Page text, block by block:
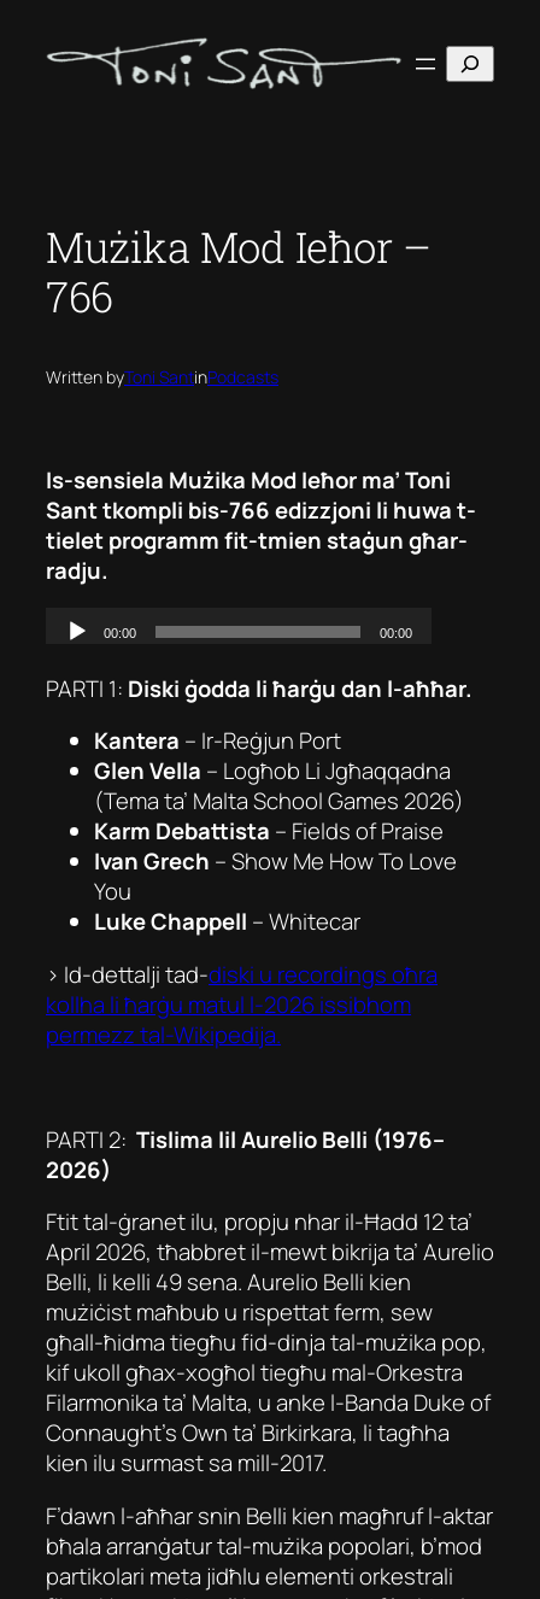
Search
Mużika Mod Ieħor –
766
Written byToni SantinPodcasts
Is-sensiela Mużika Mod Ieħor ma’ Toni
Sant tkompli bis-766 edizzjoni li huwa t-
tielet programm fit-tmien staġun għar-
radju.
PARTI 1: Diski ġodda li ħarġu dan l-aħħar.
Kantera – Ir-Reġjun Port
Glen Vella – Logħob Li Jgħaqqadna
(Tema ta’ Malta School Games 2026)
Karm Debattista – Fields of Praise
Ivan Grech –Show Me How To Love
You
Luke Chappell –Whitecar
> Id-dettalji tad-diski u recordings oħra
kollha li ħarġu matul l-2026 issibhom
permezz tal-Wikipedija.
PARTI 2: Tislima lil Aurelio Belli (1976–
2026)
Ftit tal-ġranet ilu, propju nhar il-Ħadd 12 ta’
April 2026, tħabbret il-mewt bikrija ta’ Aurelio
Belli, li kelli 49 sena. Aurelio Belli kien
mużiċist maħbub u rispettat ferm, sew
għall-ħidma tiegħu fid-dinja tal-mużika pop,
kif ukoll għax-xogħol tiegħu mal-Orkestra
Filarmonika ta’ Malta, u anke l-Banda Duke of
Connaught’s Own ta’ Birkirkara, li tagħha
kien ilu surmast sa mill-2017.
F’dawn l-aħħar snin Belli kien magħruf l-aktar
bħala arranġatur tal-mużika popolari, b’mod
partikolari meta jidħlu elementi orkestrali